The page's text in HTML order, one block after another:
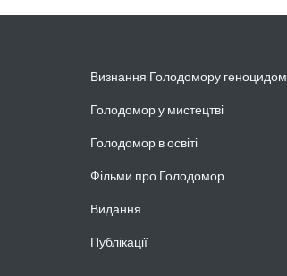
Визнання Голодомору геноцидом
Голодомор у мистецтві
Голодомор в освіті
Фільми про Голодомор
Видання
Публікації